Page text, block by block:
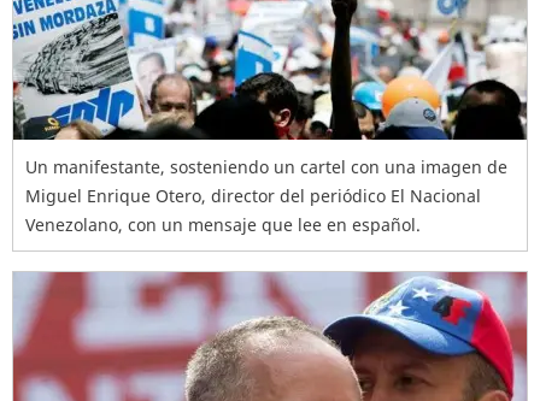
Un manifestante, sosteniendo un cartel con una imagen de
Miguel Enrique Otero, director del periódico El Nacional
Venezolano, con un mensaje que lee en español.